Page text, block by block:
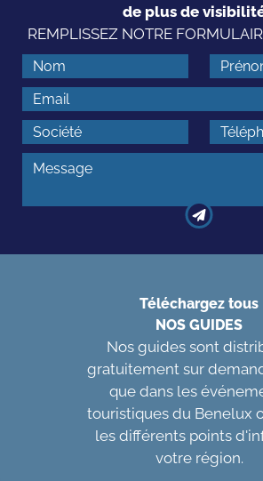
de plus de
REMPLISSEZ NOTRE
Téléchargez tous
NOS GUIDES
Nos guides sont
gratuitement sur
que dans les
touristiques du Benelux
les différents points
votre région.